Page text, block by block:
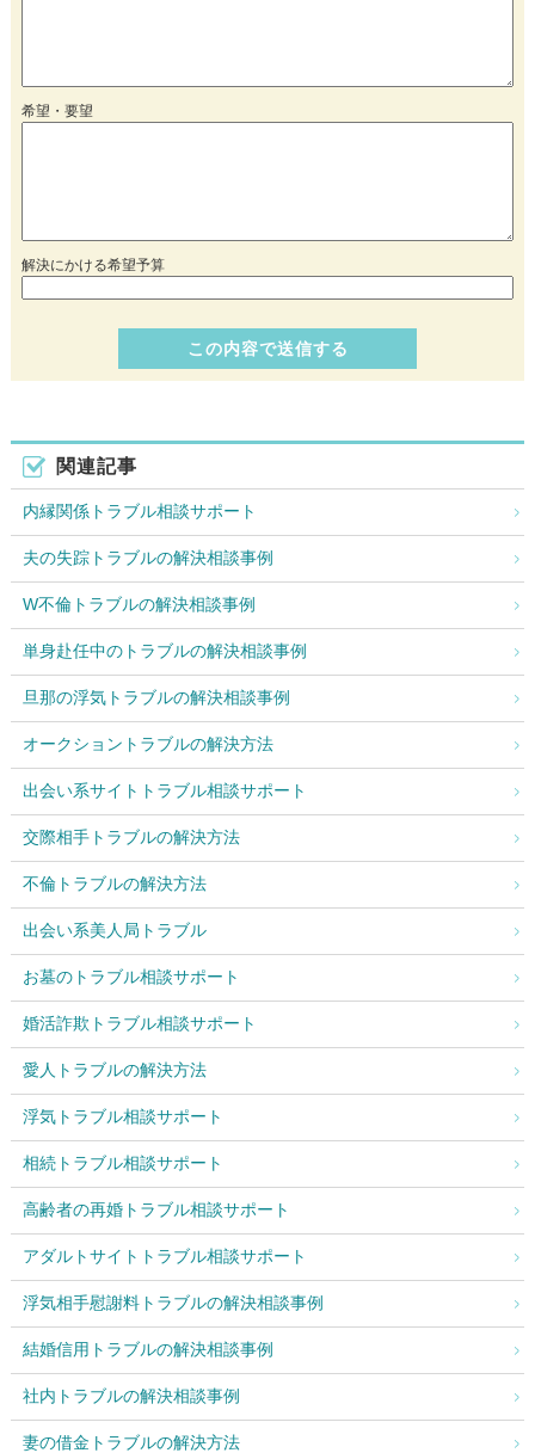
希望・要望
解決にかける希望予算
関連記事
内縁関係トラブル相談サポート
夫の失踪トラブルの解決相談事例
W不倫トラブルの解決相談事例
単身赴任中のトラブルの解決相談事例
旦那の浮気トラブルの解決相談事例
オークショントラブルの解決方法
出会い系サイトトラブル相談サポート
交際相手トラブルの解決方法
不倫トラブルの解決方法
出会い系美人局トラブル
お墓のトラブル相談サポート
婚活詐欺トラブル相談サポート
愛人トラブルの解決方法
浮気トラブル相談サポート
相続トラブル相談サポート
高齢者の再婚トラブル相談サポート
アダルトサイトトラブル相談サポート
浮気相手慰謝料トラブルの解決相談事例
結婚信用トラブルの解決相談事例
社内トラブルの解決相談事例
妻の借金トラブルの解決方法